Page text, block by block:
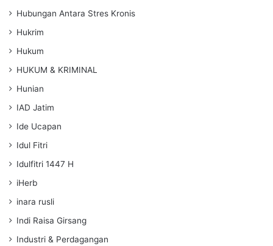
Hubungan Antara Stres Kronis
Hukrim
Hukum
HUKUM & KRIMINAL
Hunian
IAD Jatim
Ide Ucapan
Idul Fitri
Idulfitri 1447 H
iHerb
inara rusli
Indi Raisa Girsang
Industri & Perdagangan